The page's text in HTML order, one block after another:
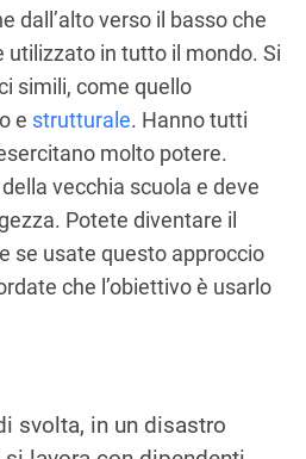
dall’alto verso il basso che
in tutto il mondo. Si
simili, come quello
e strutturale. Hanno tutti
molto potere.
vecchia scuola e deve
Potete diventare il
se usate questo approccio
che l’obiettivo è usarlo
svolta, in un disastro